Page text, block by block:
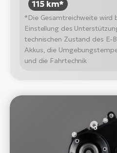
115 km*
*Die Gesamtreichweite wird
Einstellung des
technischen Zustand des E-
Akkus, die
und die Fahrtechnik